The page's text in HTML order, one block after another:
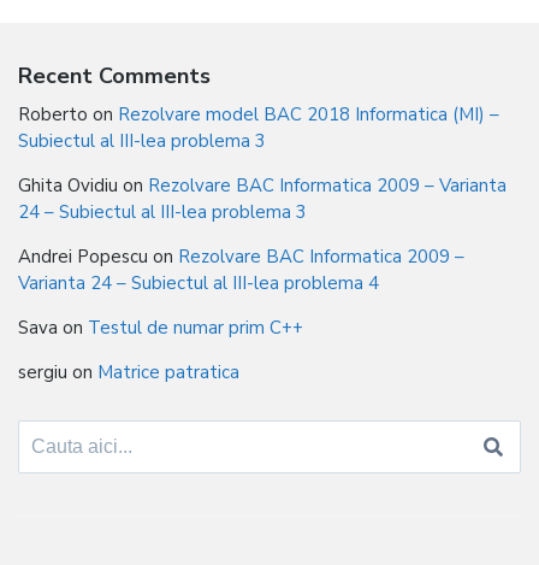
Recent Comments
Roberto on Rezolvare model BAC 2018 Informatica (MI) –
Subiectul al III-lea problema 3
Ghita Ovidiu on Rezolvare BAC Informatica 2009 – Varianta
24 – Subiectul al III-lea problema 3
Andrei Popescu on Rezolvare BAC Informatica 2009 –
Varianta 24 – Subiectul al III-lea problema 4
Sava on Testul de numar prim C++
sergiu on Matrice patratica
Search
for: